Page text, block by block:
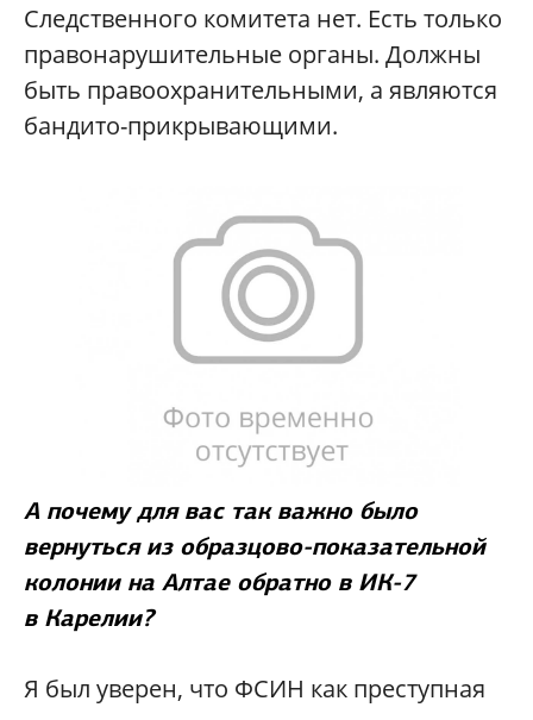
Следственного комитета нет. Есть только
правонарушительные органы. Должны
быть правоохранительными, а являются
бандито-прикрывающими.
А почему для вас так важно было
вернуться из образцово-показательной
колонии на Алтае обратно в ИК-7
в Карелии?
Я был уверен, что ФСИН как преступная